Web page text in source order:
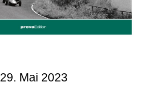
29. Mai 2023